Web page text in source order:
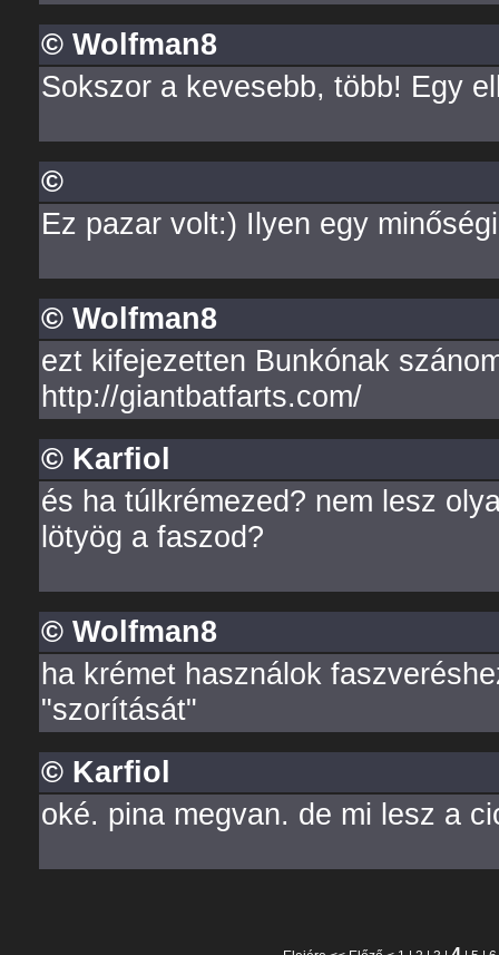
© Wolfman8
Sokszor a kevesebb, több! Egy
©
Ez pazar volt:) Ilyen egy
© Wolfman8
ezt kifejezetten Bunkónak
http://giantbatfarts.com/
© Karfiol
és ha túlkrémezed? nem lesz
lötyög a faszod?
© Wolfman8
ha krémet használok
"szorítását"
© Karfiol
oké. pina megvan. de mi lesz a